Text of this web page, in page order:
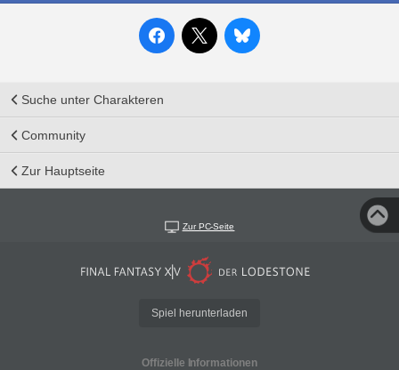
Suche unter Charakteren
Community
Zur Hauptseite
Zur PC-Seite
Spiel herunterladen
Offizielle Informationen